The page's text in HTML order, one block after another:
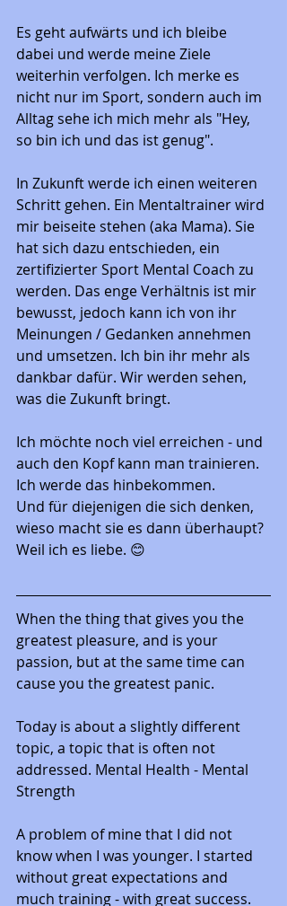
Es geht aufwärts und ich bleibe
dabei und werde meine Ziele
weiterhin verfolgen. Ich merke es
nicht nur im Sport, sondern auch im
Alltag sehe ich mich mehr als "Hey,
so bin ich und das ist genug".
In Zukunft werde ich einen weiteren
Schritt gehen. Ein Mentaltrainer wird
mir beiseite stehen (aka Mama). Sie
hat sich dazu entschieden, ein
zertifizierter Sport Mental Coach zu
werden. Das enge Verhältnis ist mir
bewusst, jedoch kann ich von ihr
Meinungen / Gedanken annehmen
und umsetzen. Ich bin ihr mehr als
dankbar dafür. Wir werden sehen,
was die Zukunft bringt.
Ich möchte noch viel erreichen - und
auch den Kopf kann man trainieren.
Ich werde das hinbekommen.
Und für diejenigen die sich denken,
wieso macht sie es dann überhaupt?
Weil ich es liebe. 😊
When the thing that gives you the
greatest pleasure, and is your
passion, but at the same time can
cause you the greatest panic.
Today is about a slightly different
topic, a topic that is often not
addressed. Mental Health - Mental
Strength
A problem of mine that I did not
know when I was younger. I started
without great expectations and
much training - with great success.